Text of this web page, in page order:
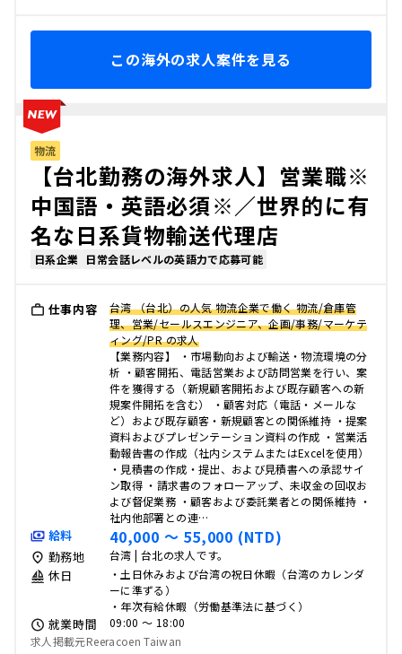
この海外の求人案件を見る
物流
【台北勤務の海外求人】営業職※
中国語・英語必須※／世界的に有
名な日系貨物輸送代理店
日系企業 日常会話レベルの英語力で応募可能
仕事内容
台湾 （台北）の人気 物流企業で働く 物流/倉庫管
理、営業/セールスエンジニア、企画/事務/マーケテ
ィング/PR の求人
【業務内容】 ・市場動向および輸送・物流環境の分
析 ・顧客開拓、電話営業および訪問営業を行い、案
件を獲得する（新規顧客開拓および既存顧客への新
規案件開拓を含む） ・顧客対応（電話・メールな
ど）および既存顧客・新規顧客との関係維持 ・提案
資料およびプレゼンテーション資料の作成 ・営業活
動報告書の作成（社内システムまたはExcelを使用）
・見積書の作成・提出、および見積書への承認サイ
ン取得 ・請求書のフォローアップ、未収金の回収お
よび督促業務 ・顧客および委託業者との関係維持 ・
社内他部署との連…
給料 40,000 〜 55,000 (NTD)
勤務地 台湾 | 台北の求人です。
休日
・土日休みおよび台湾の祝日休暇（台湾のカレンダ
ーに準ずる）
・年次有給休暇（労働基準法に基づく）
就業時間
09:00 〜 18:00
求人掲載元Reeracoen Taiwan